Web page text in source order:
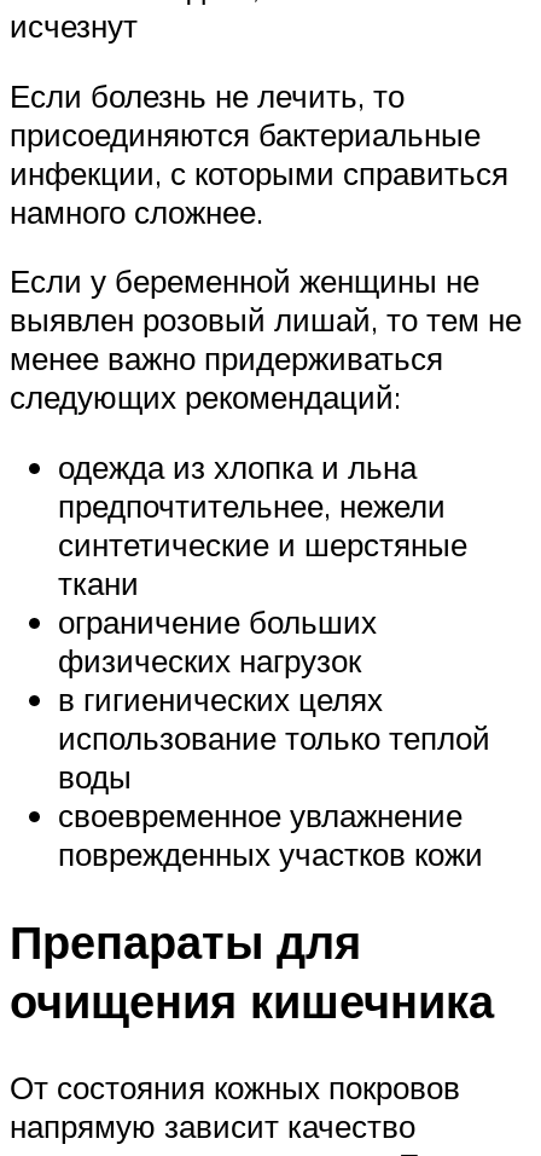
исчезнут
Если болезнь не лечить, то
присоединяются бактериальные
инфекции, с которыми справиться
намного сложнее.
Если у беременной женщины не
выявлен розовый лишай, то тем не
менее важно придерживаться
следующих рекомендаций:
одежда из хлопка и льна
предпочтительнее, нежели
синтетические и шерстяные
ткани
ограничение больших
физических нагрузок
в гигиенических целях
использование только теплой
воды
своевременное увлажнение
поврежденных участков кожи
Препараты для
очищения кишечника
От состояния кожных покровов
напрямую зависит качество